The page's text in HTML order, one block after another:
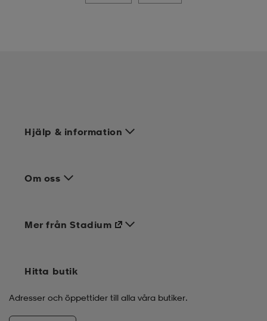
Hjälp & information
Om oss
Mer från Stadium
Hitta butik
Adresser och öppettider till alla våra butiker.